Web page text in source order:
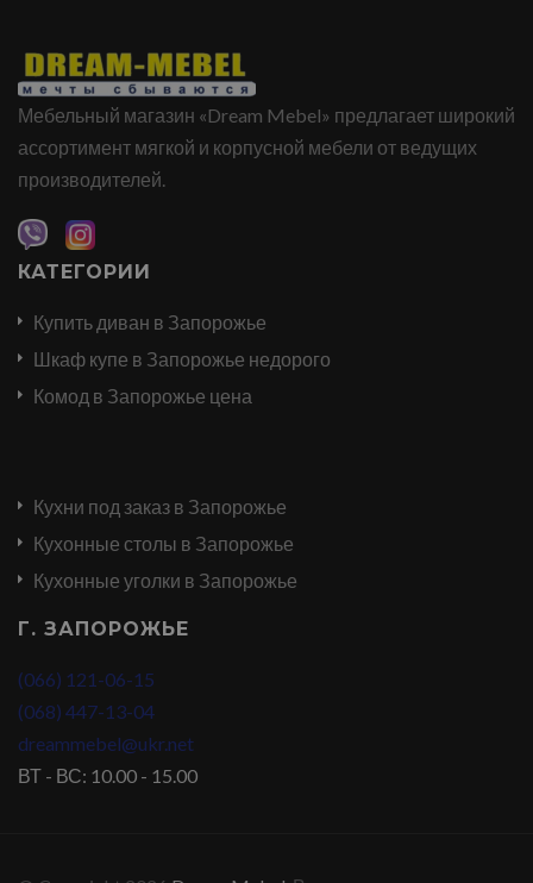
Мебельный магазин «Dream Mebel» предлагает широкий
ассортимент мягкой и корпусной мебели от ведущих
производителей.
КАТЕГОРИИ
Купить диван в Запорожье
Шкаф купе в Запорожье недорого
Комод в Запорожье цена
Кухни под заказ в Запорожье
Кухонные столы в Запорожье
Кухонные уголки в Запорожье
Г. ЗАПОРОЖЬЕ
(066) 121-06-15
(068) 447-13-04
dreammebel@ukr.net
ВТ - ВС: 10.00 - 15.00